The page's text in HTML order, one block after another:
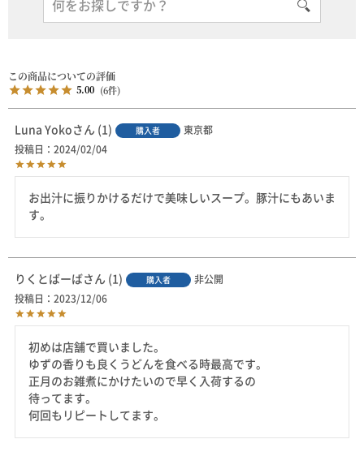
5.00 6
Luna Yoko 1 購入者
東京都
投稿日
2024/02/04
お出汁に振りかけるだけで美味しいスープ。豚汁にもあいま
す。
りくとばーば 1 購入者
非公開
投稿日
2023/12/06
初めは店舗で買いました。
ゆずの香りも良くうどんを食べる時最高です。
正月のお雑煮にかけたいので早く入荷するの
待ってます。
何回もリピートしてます。